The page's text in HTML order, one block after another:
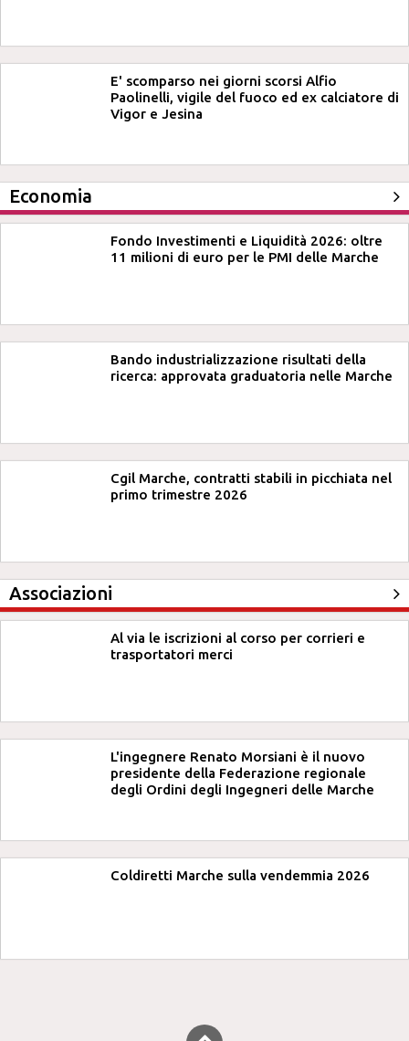
E' scomparso nei giorni scorsi Alfio
Paolinelli, vigile del fuoco ed ex calciatore di
Vigor e Jesina
Economia
Fondo Investimenti e Liquidità 2026: oltre
11 milioni di euro per le PMI delle Marche
Bando industrializzazione risultati della
ricerca: approvata graduatoria nelle Marche
Cgil Marche, contratti stabili in picchiata nel
primo trimestre 2026
Associazioni
Al via le iscrizioni al corso per corrieri e
trasportatori merci
L'ingegnere Renato Morsiani è il nuovo
presidente della Federazione regionale
degli Ordini degli Ingegneri delle Marche
Coldiretti Marche sulla vendemmia 2026